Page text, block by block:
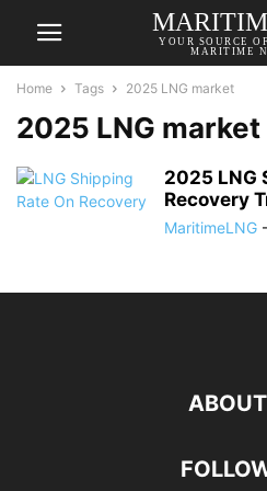
YOUR SOURCE
MARITIME
Home Tags 2025 LNG market
2025 LNG market
2025 LNG
Recovery
MaritimeLNG -